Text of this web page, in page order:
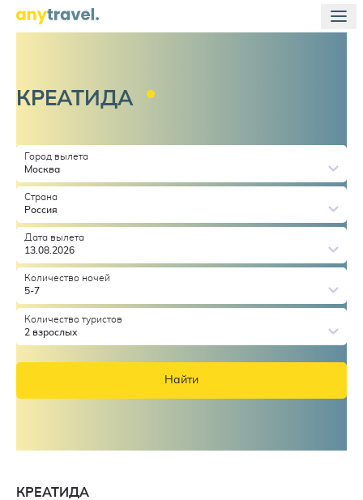
КРЕАТИДА
Город вылета
Москва
Страна
Россия
Дата вылета
13.08.2026
Количество ночей
5-7
Количество туристов
2 взрослых
Найти
КРЕАТИДА